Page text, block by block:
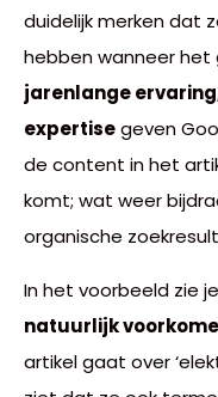
duidelijk merken dat
hebben wanneer het
jarenlange
expertisegeven
de content in het
komt; wat weer
organische
In het voorbeeld zie
natuurlijk
artikel gaat over